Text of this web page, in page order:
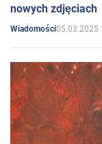
nowych zdjęciach
Wiadomości05.03.2025